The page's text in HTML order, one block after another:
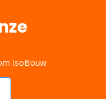
IsoBouw